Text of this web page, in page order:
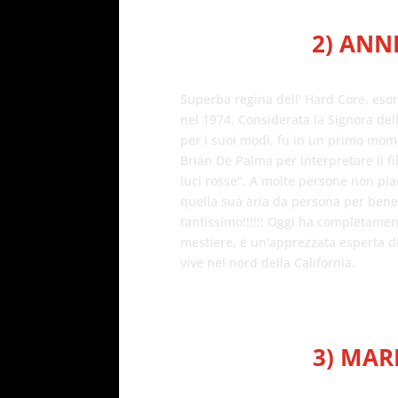
2)
Superba regina dell' Hard Core,
nel 1974. Considerata la Signora
per i suoi modi, fu in un primo
Brian De Palma per interpretare il
luci rosse". A molte persone non
quella sua aria da persona per
tantissimo!!!!!! Oggi ha
mestiere, è un'apprezzata esperta
vive nel nord della California.
3)